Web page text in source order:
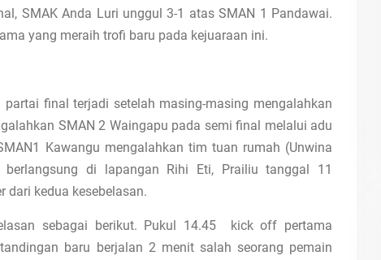
SMAK Anda Luri unggul 3-1 atas SMAN 1 Pandawai.
yang meraih trofi baru pada kejuaraan ini.
final terjadi setelah masing-masing mengalahkan
SMAN 2 Waingapu pada semi final melalui adu
Kawangu mengalahkan tim tuan rumah (Unwina
di lapangan Rihi Eti, Prailiu tanggal 11
dari kedua kesebelasan.
sebagai berikut. Pukul 14.45 kick off pertama
baru berjalan 2 menit salah seorang pemain